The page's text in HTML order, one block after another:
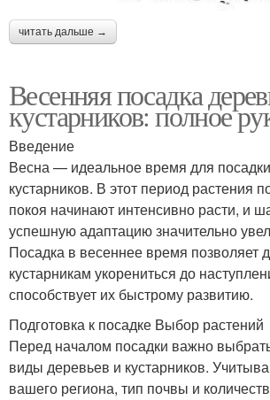
читать дальше →
Весенняя посадка
кустарников: полное
Введение
Весна — идеальное время для
кустарников. В этот период растения
покоя начинают интенсивно расти, и
успешную адаптацию значительно
Посадка в весеннее время позволяет
кустарникам укорениться до
способствует их быстрому развитию.
Подготовка к посадке Выбор растений
Перед началом посадки важно
виды деревьев и кустарников.
вашего региона, тип почвы и